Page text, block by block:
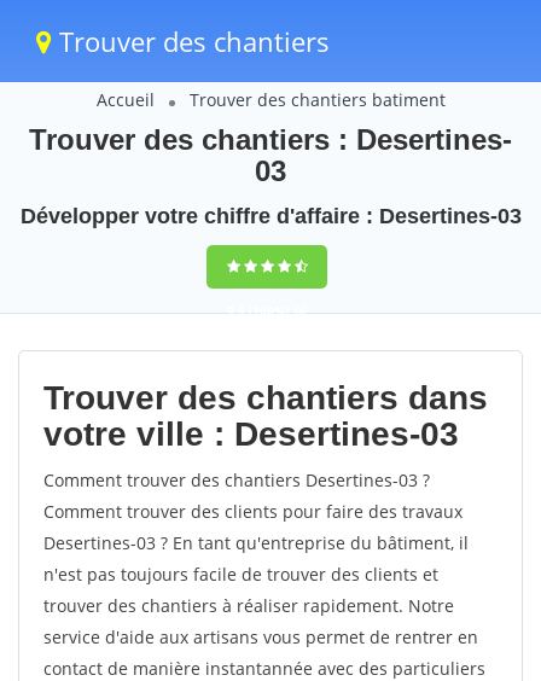
Trouver des chantiers
Accueil Trouver des chantiers batiment
Trouver des chantiers : Desertines-
03
Développer votre chiffre d'affaire : Desertines-03
9,5(100%)46
votes
Trouver des chantiers dans
votre ville : Desertines-03
Comment trouver des chantiers Desertines-03 ?
Comment trouver des clients pour faire des travaux
Desertines-03 ? En tant qu'entreprise du bâtiment, il
n'est pas toujours facile de trouver des clients et
trouver des chantiers à réaliser rapidement. Notre
service d'aide aux artisans vous permet de rentrer en
contact de manière instantannée avec des particuliers